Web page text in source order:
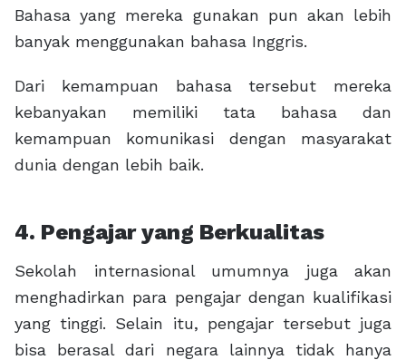
Bahasa yang mereka gunakan pun akan lebih
banyak menggunakan bahasa Inggris.
Dari kemampuan bahasa tersebut mereka
kebanyakan memiliki tata bahasa dan
kemampuan komunikasi dengan masyarakat
dunia dengan lebih baik.
4. Pengajar yang Berkualitas
Sekolah internasional umumnya juga akan
menghadirkan para pengajar dengan kualifikasi
yang tinggi. Selain itu, pengajar tersebut juga
bisa berasal dari negara lainnya tidak hanya